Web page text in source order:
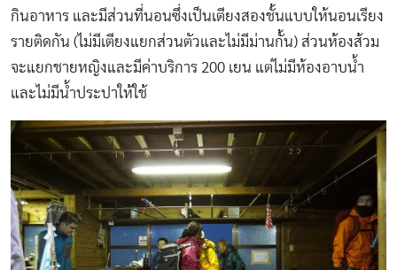
กินอาหาร และมีส่วนที่นอนซึ่งเป็นเตียงสองชั้นแบบให้นอนเรียง
รายติดกัน (ไม่มีเตียงแยกส่วนตัวและไม่มีม่านกั้น) ส่วนห้องส้วม
จะแยกชายหญิงและมีค่าบริการ 200 เยน แต่ไม่มีห้องอาบน้ำ
และไม่มีน้ำประปาให้ใช้